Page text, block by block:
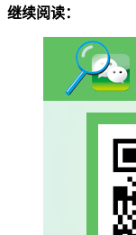
继续阅读：